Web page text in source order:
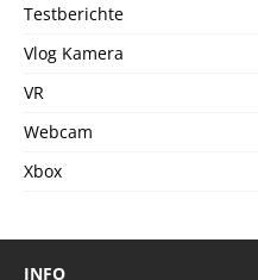
Testberichte
Vlog Kamera
VR
Webcam
Xbox
INFO